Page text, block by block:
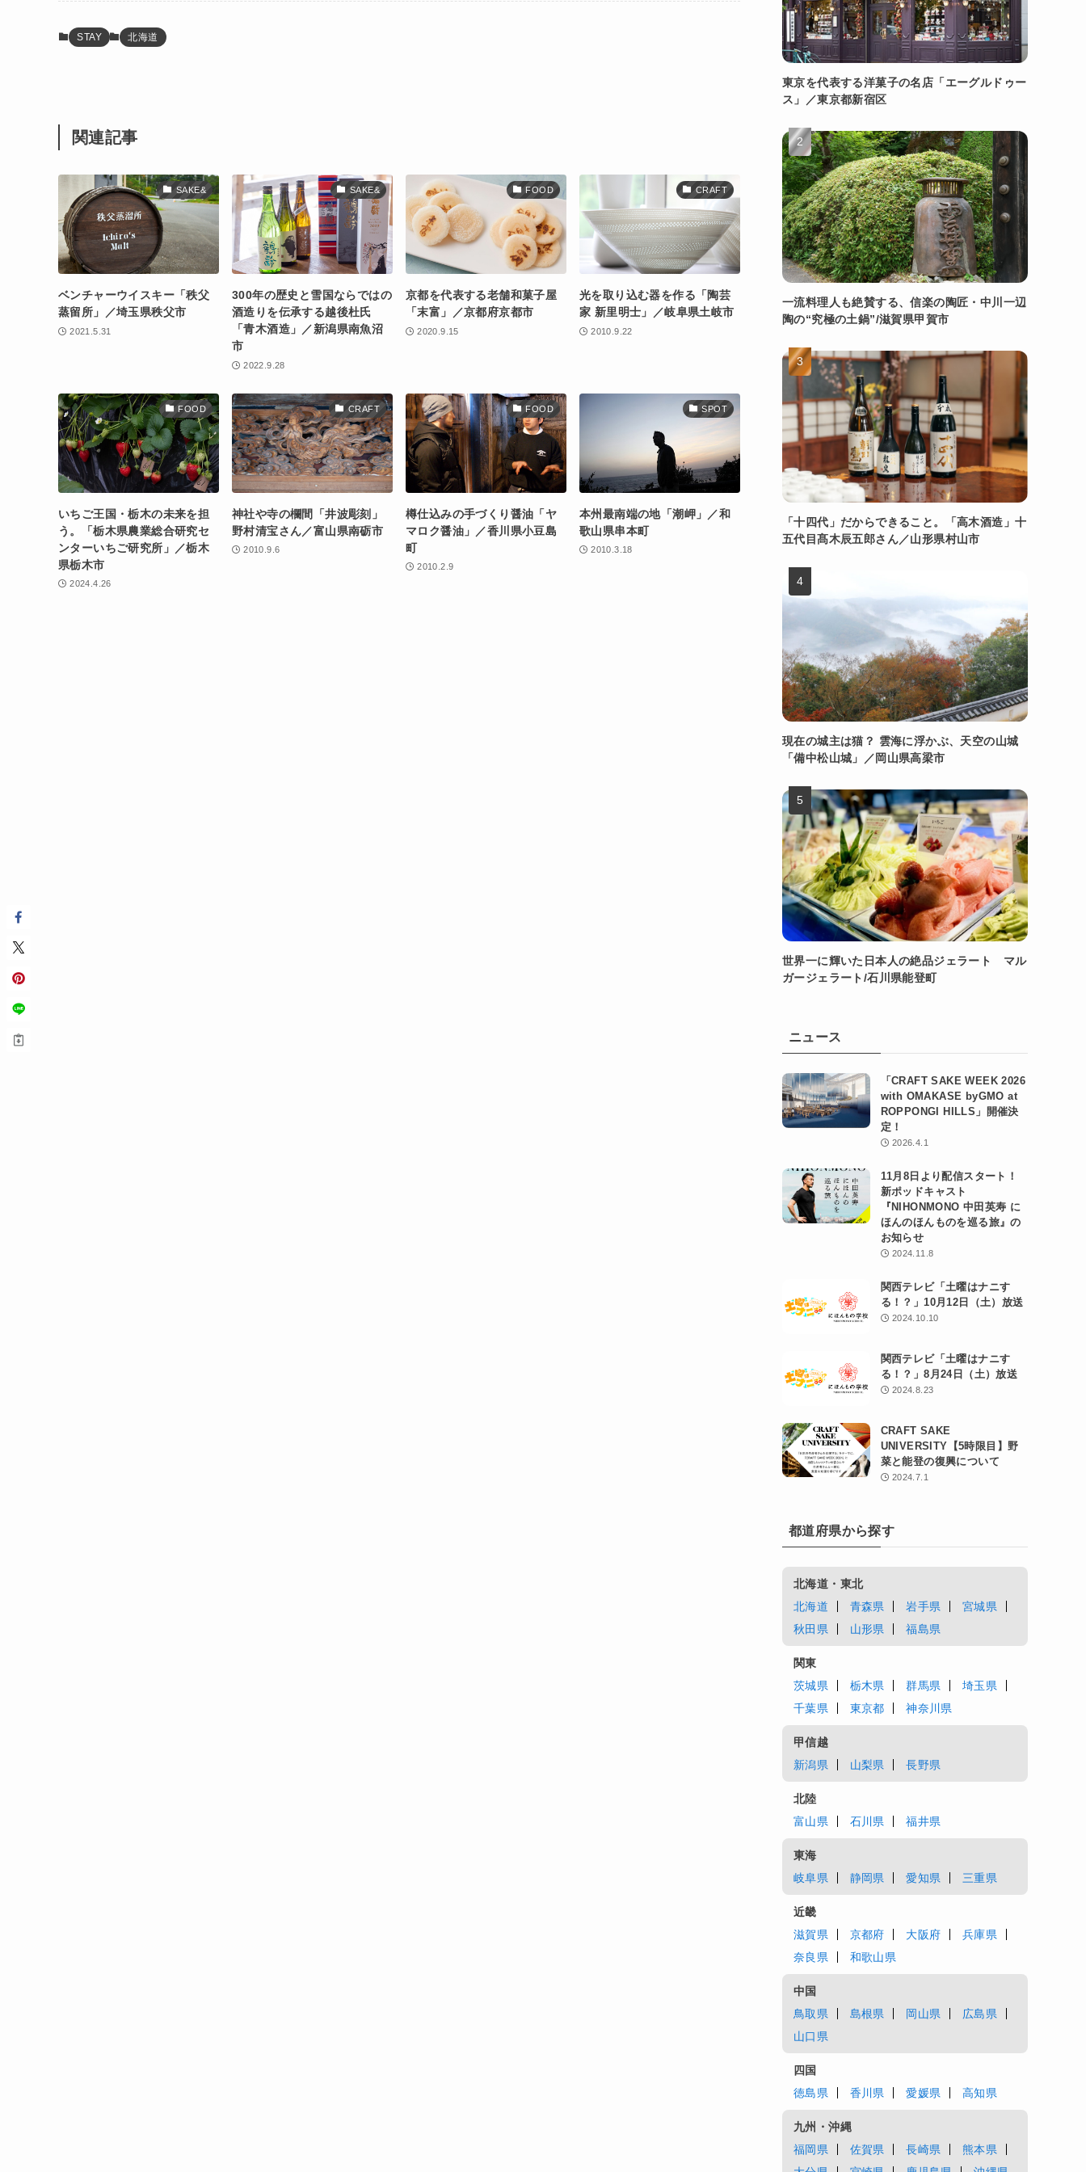
STAY 北海道
関連記事
SAKE&
ベンチャーウイスキー「秩父
蒸留所」／埼玉県秩父市
2021.5.31
SAKE&
300年の歴史と雪国ならではの
酒造りを伝承する越後杜氏
「青木酒造」／新潟県南魚沼
市
2022.9.28
FOOD
京都を代表する老舗和菓子屋
「末富」／京都府京都市
2020.9.15
CRAFT
光を取り込む器を作る「陶芸
家 新里明士」／岐阜県土岐市
2010.9.22
FOOD
いちご王国・栃木の未来を担
う。「栃木県農業総合研究セ
ンターいちご研究所」／栃木
県栃木市
2024.4.26
CRAFT
神社や寺の欄間「井波彫刻」
野村清宝さん／富山県南砺市
2010.9.6
FOOD
樽仕込みの手づくり醤油「ヤ
マロク醤油」／香川県小豆島
町
2010.2.9
SPOT
本州最南端の地「潮岬」／和
歌山県串本町
2010.3.18
東京を代表する洋菓子の名店「エーグルドゥー
ス」／東京都新宿区
一流料理人も絶賛する、信楽の陶匠・中川一辺
陶の“究極の土鍋”/滋賀県甲賀市
「十四代」だからできること。「高木酒造」十
五代目髙木辰五郎さん／山形県村山市
現在の城主は猫？ 雲海に浮かぶ、天空の山城
「備中松山城」／岡山県高梁市
世界一に輝いた日本人の絶品ジェラート マル
ガージェラート/石川県能登町
ニュース
「CRAFT SAKE WEEK 2026
with OMAKASE byGMO at
ROPPONGI HILLS」開催決
定！
2026.4.1
11月8日より配信スタート！
新ポッドキャスト
『NIHONMONO 中田英寿 に
ほんのほんものを巡る旅』の
お知らせ
2024.11.8
関西テレビ「土曜はナニす
る！？」10月12日（土）放送
2024.10.10
関西テレビ「土曜はナニす
る！？」8月24日（土）放送
2024.8.23
CRAFT SAKE
UNIVERSITY【5時限目】野
菜と能登の復興について
2024.7.1
都道府県から探す
北海道・東北
北海道
青森県 岩手県
宮城県
秋田県
山形県 福島県
関東
茨城県
栃木県 群馬県
埼玉県
千葉県
東京都 神奈川県
甲信越
新潟県
山梨県 長野県
北陸
富山県
石川県 福井県
東海
岐阜県
静岡県 愛知県 三重県
近畿
滋賀県
京都府 大阪府
兵庫県
奈良県
和歌山県
中国
鳥取県
島根県 岡山県
広島県
山口県
四国
徳島県
香川県 愛媛県 高知県
九州・沖縄
福岡県
佐賀県 長崎県
熊本県